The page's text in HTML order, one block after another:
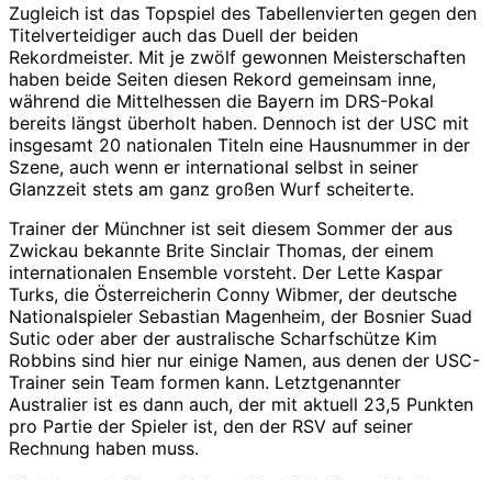
Zugleich ist das Topspiel des Tabellenvierten gegen den
Titelverteidiger auch das Duell der beiden
Rekordmeister. Mit je zwölf gewonnen Meisterschaften
haben beide Seiten diesen Rekord gemeinsam inne,
während die Mittelhessen die Bayern im DRS-Pokal
bereits längst überholt haben. Dennoch ist der USC mit
insgesamt 20 nationalen Titeln eine Hausnummer in der
Szene, auch wenn er international selbst in seiner
Glanzzeit stets am ganz großen Wurf scheiterte.
Trainer der Münchner ist seit diesem Sommer der aus
Zwickau bekannte Brite Sinclair Thomas, der einem
internationalen Ensemble vorsteht. Der Lette Kaspar
Turks, die Österreicherin Conny Wibmer, der deutsche
Nationalspieler Sebastian Magenheim, der Bosnier Suad
Sutic oder aber der australische Scharfschütze Kim
Robbins sind hier nur einige Namen, aus denen der USC-
Trainer sein Team formen kann. Letztgenannter
Australier ist es dann auch, der mit aktuell 23,5 Punkten
pro Partie der Spieler ist, den der RSV auf seiner
Rechnung haben muss.